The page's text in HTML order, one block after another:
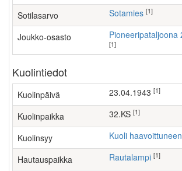
Sotilasarvo Sotamies [1]
Joukko-osasto
[1]
Kuolintiedot
Kuolinpäivä 23.04.1943 [1]
Kuolinpaikka 32.KS [1]
Kuolinsyy Kuoli
Hautauspaikka Rautalampi [1]